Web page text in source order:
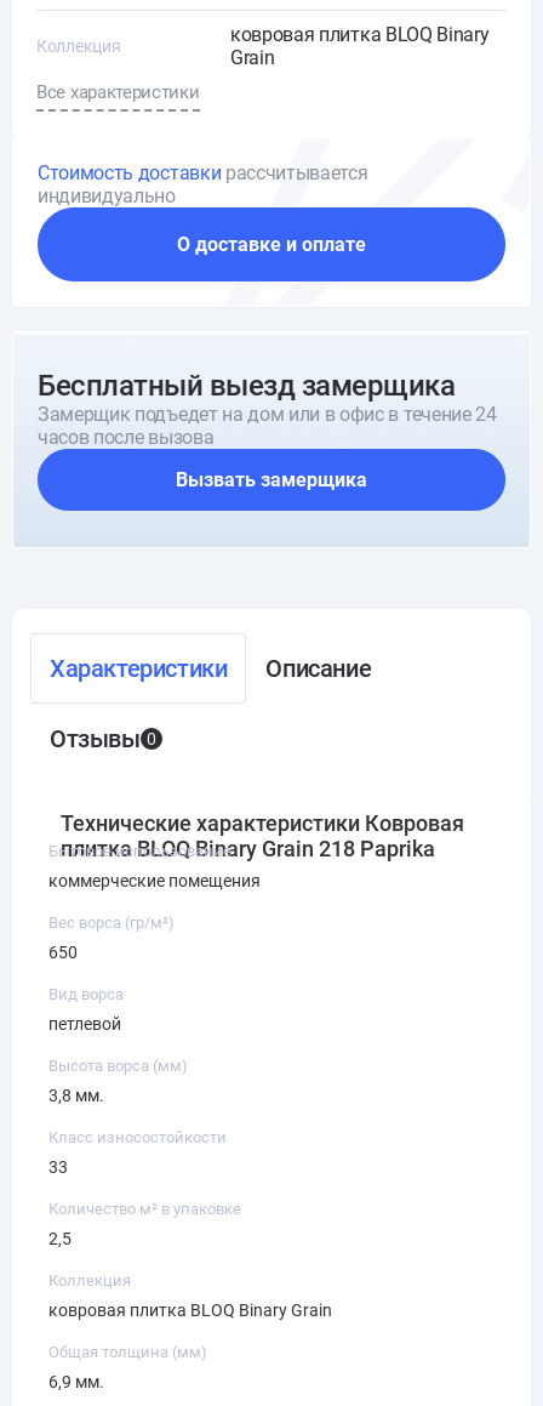
Коллекция
ковровая плитка BLOQ Binary
Grain
Все характеристики
Стоимость доставки рассчитывается
индивидуально
О доставке и оплате
Бесплатный выезд замерщика
Замерщик подъедет на дом или в офис в течение 24
часов после вызова
Вызвать замерщика
Характеристики Описание
Отзывы 0
Технические характеристики Ковровая
плитка BLOQ Binary Grain 218 Paprika
Бытовое использование
коммерческие помещения
Вес ворса (гр/м²)
650
Вид ворса
петлевой
Высота ворса (мм)
3,8 мм.
Класс износостойкости
33
Количество м² в упаковке
2,5
Коллекция
ковровая плитка BLOQ Binary Grain
Общая толщина (мм)
6,9 мм.